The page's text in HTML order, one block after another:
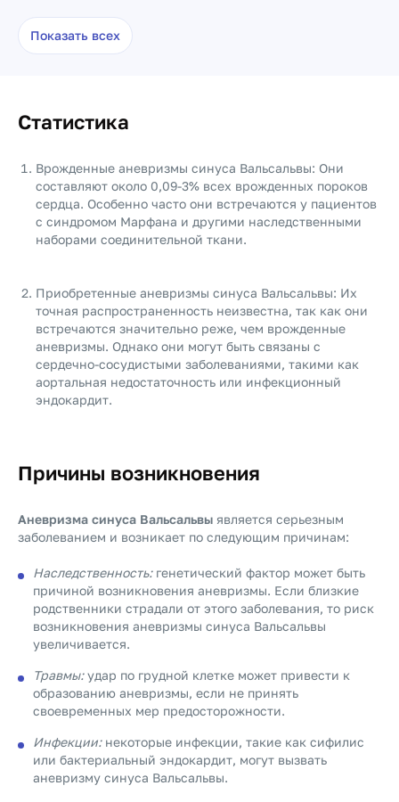
Показать всех
Статистика
Врожденные аневризмы синуса Вальсальвы: Они
составляют около 0,09-3% всех врожденных пороков
сердца. Особенно часто они встречаются у пациентов
с синдромом Марфана и другими наследственными
наборами соединительной ткани.
Приобретенные аневризмы синуса Вальсальвы: Их
точная распространенность неизвестна, так как они
встречаются значительно реже, чем врожденные
аневризмы. Однако они могут быть связаны с
сердечно-сосудистыми заболеваниями, такими как
аортальная недостаточность или инфекционный
эндокардит.
Причины возникновения
Аневризма синуса Вальсальвы является серьезным
заболеванием и возникает по следующим причинам:
Наследственность:генетический фактор может быть
причиной возникновения аневризмы. Если близкие
родственники страдали от этого заболевания, то риск
возникновения аневризмы синуса Вальсальвы
увеличивается.
Травмы:удар по грудной клетке может привести к
образованию аневризмы, если не принять
своевременных мер предосторожности.
Инфекции:некоторые инфекции, такие как сифилис
или бактериальный эндокардит, могут вызвать
аневризму синуса Вальсальвы.